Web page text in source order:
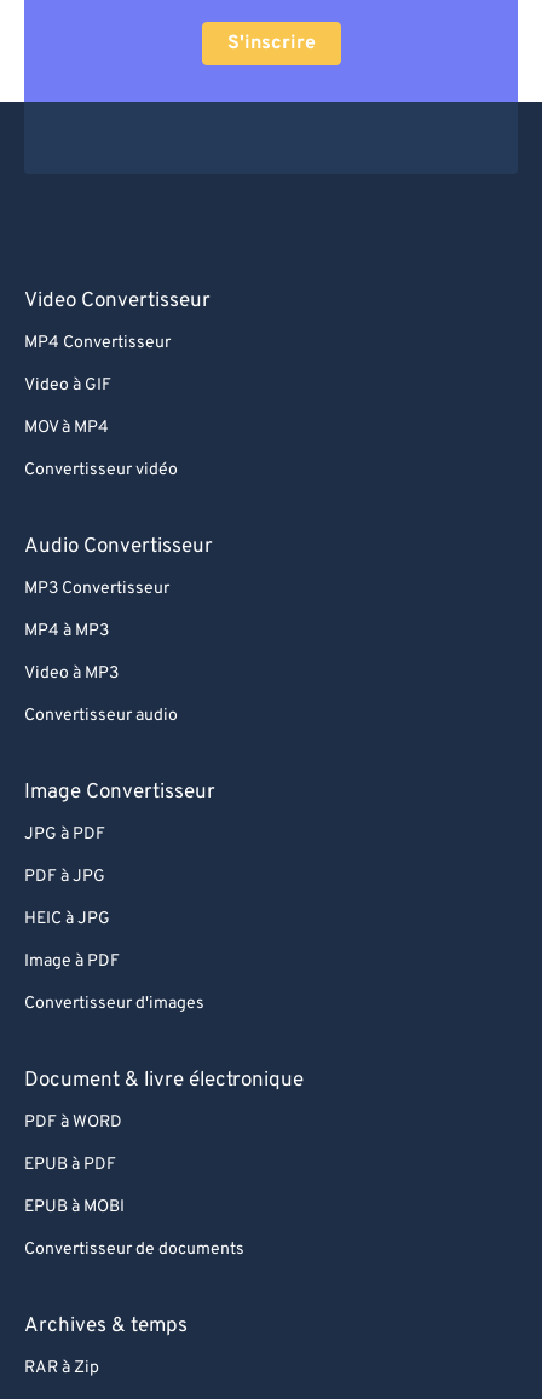
S'inscrire
Video Convertisseur
MP4 Convertisseur
Video à GIF
MOV à MP4
Convertisseur vidéo
Audio Convertisseur
MP3 Convertisseur
MP4 à MP3
Video à MP3
Convertisseur audio
Image Convertisseur
JPG à PDF
PDF à JPG
HEIC à JPG
Image à PDF
Convertisseur d'images
Document & livre électronique
PDF à WORD
EPUB à PDF
EPUB à MOBI
Convertisseur de documents
Archives & temps
RAR à Zip